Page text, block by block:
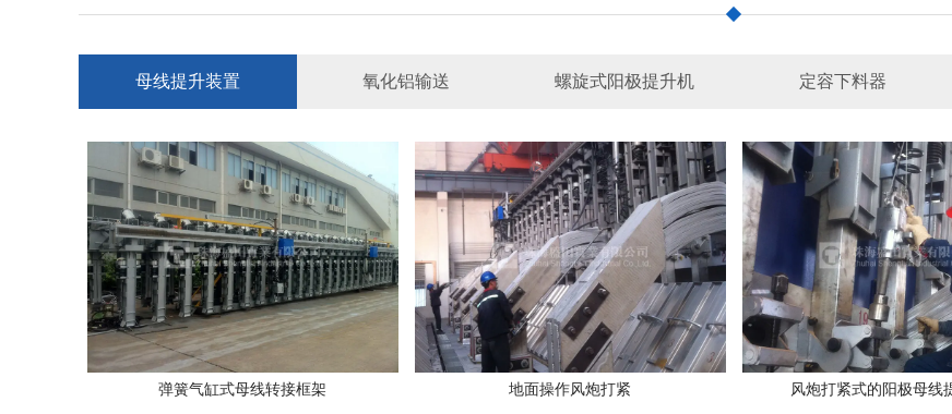
母线提升装置 氧化铝输送 螺旋式阳极提升机 定容下料器
弹簧气缸式母线转接框架 地面操作风炮打紧 风炮打紧式的阳极母线